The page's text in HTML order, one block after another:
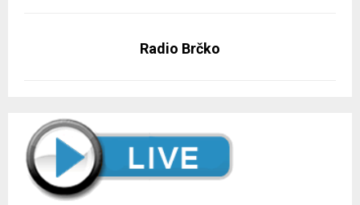
Radio Brčko